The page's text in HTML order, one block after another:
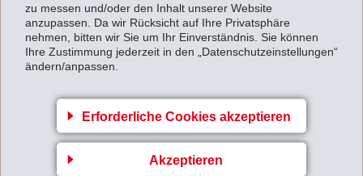
zu messen und/oder den Inhalt unserer Website
anzupassen. Da wir Rücksicht auf Ihre Privatsphäre
nehmen, bitten wir Sie um Ihr Einverständnis. Sie können
Ihre Zustimmung jederzeit in den „Datenschutzeinstellungen“
ändern/anpassen.
Erforderliche Cookies akzeptieren
Akzeptieren
Mitarbeiter, davon 4 für das Factoring.
Der Ort der Versteuerung des Umsatzes und des
Gewinns ändert sich durch das Factoring nicht. Unter
sowieso nicht.
EMS-CHEMIE (Luxembourg) Sàrl ist weder Teil eines
"Steuertricks" noch "Schlüssel eines komplizierten